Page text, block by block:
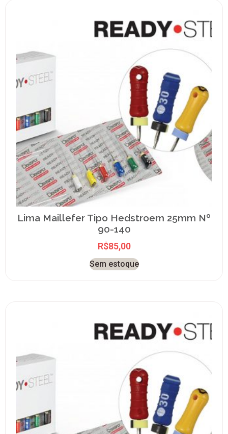
Lima Maillefer Tipo Hedstroem 25mm Nº
90-140
R$85,00
Sem estoque